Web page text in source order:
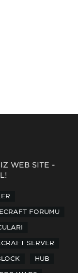
WEB SİTE -
FORUMU
SERVER
HUB